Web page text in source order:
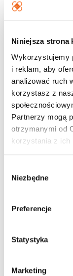
Niniejsza strona
Wykorzystujemy
i reklam, aby
analizować ruch
korzystasz z
Partnerzy mogą
otrzymanymi od
korzystania z ich
Niezbędne
Preferencje
Statystyka
Marketing
Trehaloza
– utrzymuje wilgoć
partiach skóry oraz